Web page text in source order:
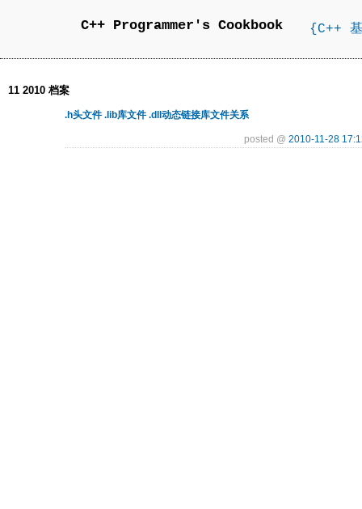
C++ Programmer's Cookbook {C++
11 2010 档案
.h头文件 .lib库文件 .dll动态链接库文件关系
posted @ 2010-11-28